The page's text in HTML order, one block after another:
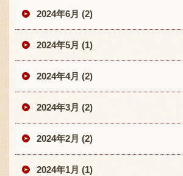
2024年6月 (2)
2024年5月 (1)
2024年4月 (2)
2024年3月 (2)
2024年2月 (2)
2024年1月 (1)